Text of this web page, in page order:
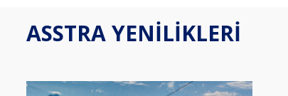
ASSTRA YENILIKLERI